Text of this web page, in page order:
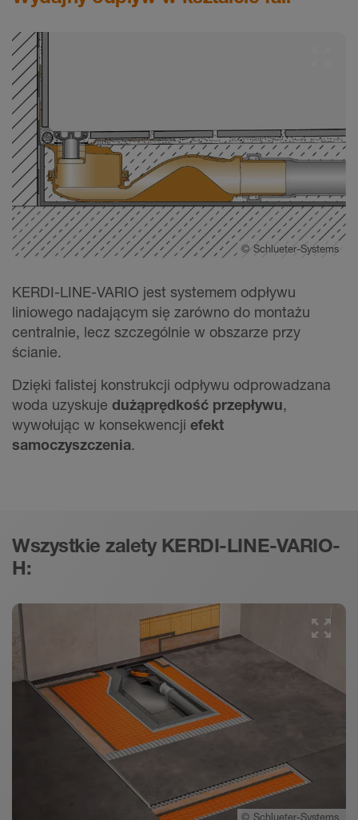
© Schlueter-Systems
KERDI-LINE-VARIO jest systemem odpływu
liniowego nadającym się zarówno do montażu
centralnie, lecz szczególnie w obszarze przy
ścianie.
Dzięki falistej konstrukcji odpływu odprowadzana
woda uzyskuje dużąprędkość przepływu,
wywołując w konsekwencji efekt
samoczyszczenia.
Wszystkie zalety KERDI-LINE-VARIO-
H:
© Schlueter-Systems